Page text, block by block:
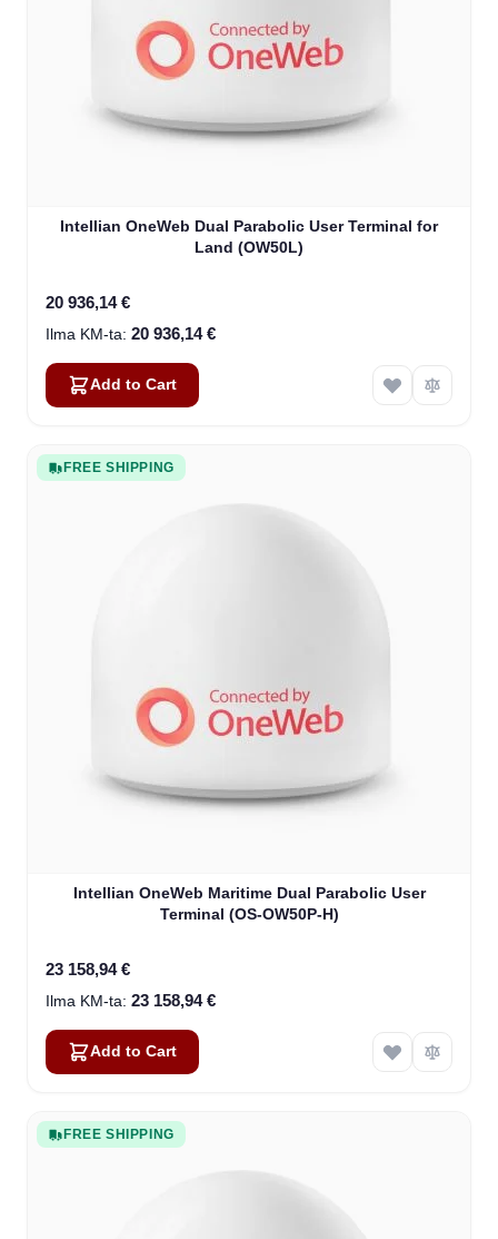
Intellian OneWeb Dual Parabolic User Terminal for
Land (OW50L)
20 936,14 €
20 936,14 €
Add to Cart
FREE SHIPPING
Intellian OneWeb Maritime Dual Parabolic User
Terminal (OS-OW50P-H)
23 158,94 €
23 158,94 €
Add to Cart
FREE SHIPPING